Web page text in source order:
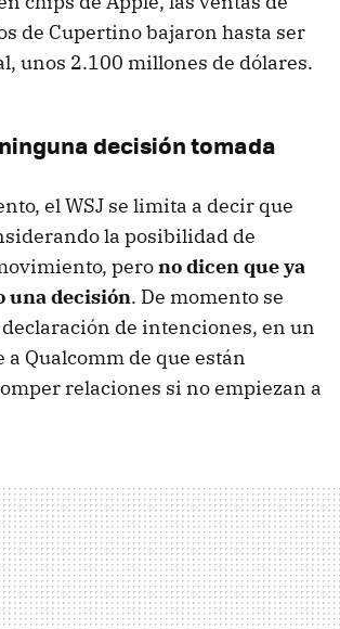
de Cupertino bajaron hasta ser
unos 2.100 millones de dólares.
decisión tomada
el WSJ se limita a decir que
la posibilidad de
perono dicen que ya
una decisión. De momento se
de intenciones, en un
a Qualcomm de que están
relaciones si no empiezan a